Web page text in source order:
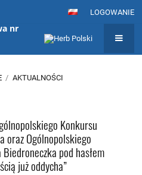
LOGOWANIE
nr
/ AKTUALNOŚCI
Konkursu
oraz Ogólnopolskiego
pod hasłem
już oddycha”